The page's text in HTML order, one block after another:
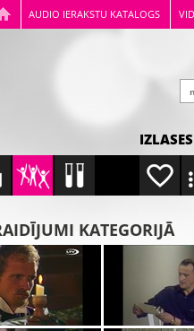
AUDIO IERAKSTU KATALOGS
KATEGORIJĀ